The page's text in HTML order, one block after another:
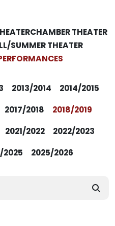
CHAMBER THEATER
SUMMER THEATER
2013/2014
2014/2015
2017/2018
2018/2019
2021/2022
2022/2023
2025 2025/2026